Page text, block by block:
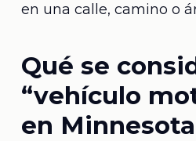
en una calle, camino o
Qué se
“vehículo
en Minnesota